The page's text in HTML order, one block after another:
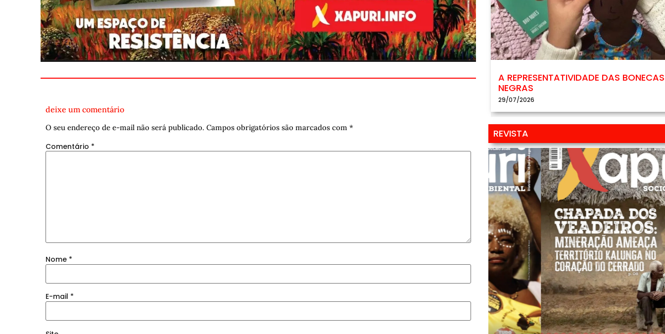
deixe um comentário
O seu endereço de e-mail não será publicado. Campos obrigatórios são marcados com *
Comentário *
Nome *
E-mail *
A REPRESENTATIVIDADE DAS BONECAS
NEGRAS
29/07/2026
REVISTA